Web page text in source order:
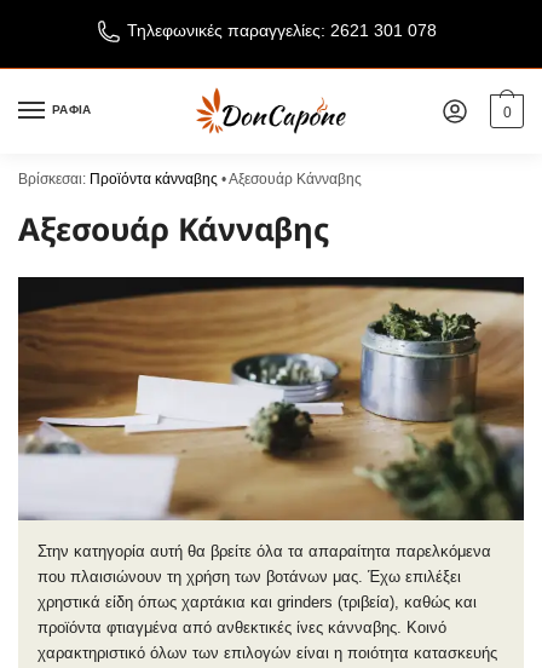
Τηλεφωνικές παραγγελίες: 2621 301 078
ΡΑΦΙΑ 0
Βρίσκεσαι: Προϊόντα κάνναβης •Αξεσουάρ Κάνναβης
Αξεσουάρ Κάνναβης
Στην κατηγορία αυτή θα βρείτε όλα τα απαραίτητα παρελκόμενα
που πλαισιώνουν τη χρήση των βοτάνων μας. Έχω επιλέξει
χρηστικά είδη όπως χαρτάκια και grinders (τριβεία), καθώς και
προϊόντα φτιαγμένα από ανθεκτικές ίνες κάνναβης. Κοινό
χαρακτηριστικό όλων των επιλογών είναι η ποιότητα κατασκευής